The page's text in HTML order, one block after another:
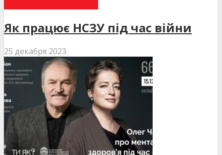
Як працює НСЗУ під час війни
25 декабря 2023